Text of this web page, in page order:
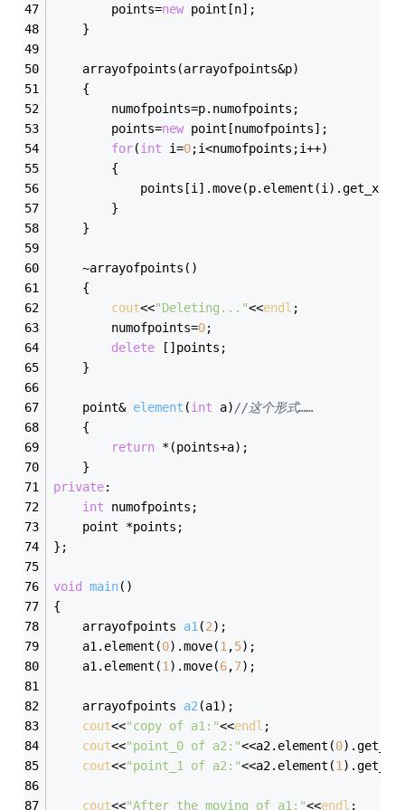
		points=
new point[n];
	}
	arrayofpoints(arrayofpoints&p)
	{
		numofpoints=p.numofpoints;
		points=
new point[numofpoints];
for(int i=0;i<numofpoints;i++)
		{
		}
	}
	~arrayofpoints()
	{
cout<<"Deleting..."<<endl ;
		numofpoints=
0;
delete []points;
	}
point& element (int a)//这个形式……
	{
return *(points+a);
	}
private:
int numofpoints;
	point *points;
};
void main()
{
arrayofpoints a1 (2) ;
	a1.element(
0).move(1 ,5);
	a1.element(
1 ).move(6,7);
arrayofpoints a2 (a1) ;
cout<<"copy of a1:"<<endl ;
cout<<"point_0 of a2:"<<a2.element(0
cout<<"point_1 of a2:"<<a2.element(1
cout<<"After the moving of a1:"<<endl ;